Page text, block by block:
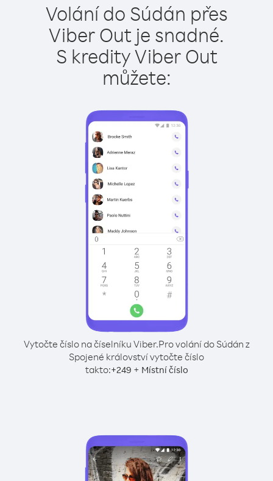
Volání do Súdán přes
Viber Out je snadné.
S kredity Viber Out
můžete:
Vytočte číslo na číselníku Viber.Pro volání do Súdán z
Spojené království vytočte číslo
takto:+249 + Místní číslo